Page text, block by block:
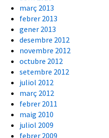
març 2013
febrer 2013
gener 2013
desembre 2012
novembre 2012
octubre 2012
setembre 2012
juliol 2012
març 2012
febrer 2011
maig 2010
juliol 2009
febrer 2009